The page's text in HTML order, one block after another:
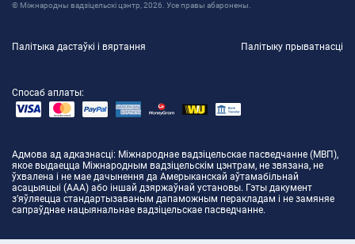
© Міжнародны вадзіцельскі цэнтр, 2026. Усе правы абаронены.
Палітыка дастаўкі і вяртання Палітыку прыватнасці
Спосаб аплаты:
Адмова ад адказнасці: Міжнароднае вадзіцельскае пасведчанне (МВП),
якое выдаецца Міжнародным вадзіцельскім цэнтрам, не звязана, не
ўхвалена і не мае дачынення да Амерыканскай аўтамабільнай
асацыяцыі (AAA) або іншай дзяржаўнай установы. Гэты дакумент
з’яўляецца стандартызаваным дапаможным перакладам і не замяняе
сапраўднае нацыянальнае вадзіцельскае пасведчанне.